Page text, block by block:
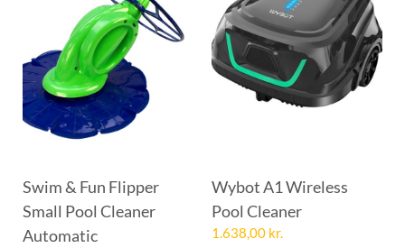
Swim & Fun Flipper
Small Pool Cleaner
Automatic
Wybot A1 Wireless
Pool Cleaner
1.638,00 kr.